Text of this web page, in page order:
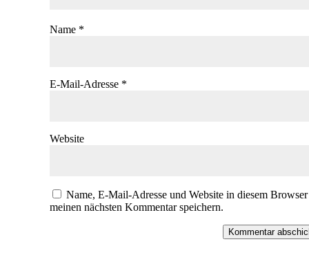
Name *
E-Mail-Adresse *
Website
Name, E-Mail-Adresse und Website in diesem
meinen nächsten Kommentar speichern.
Kommentar